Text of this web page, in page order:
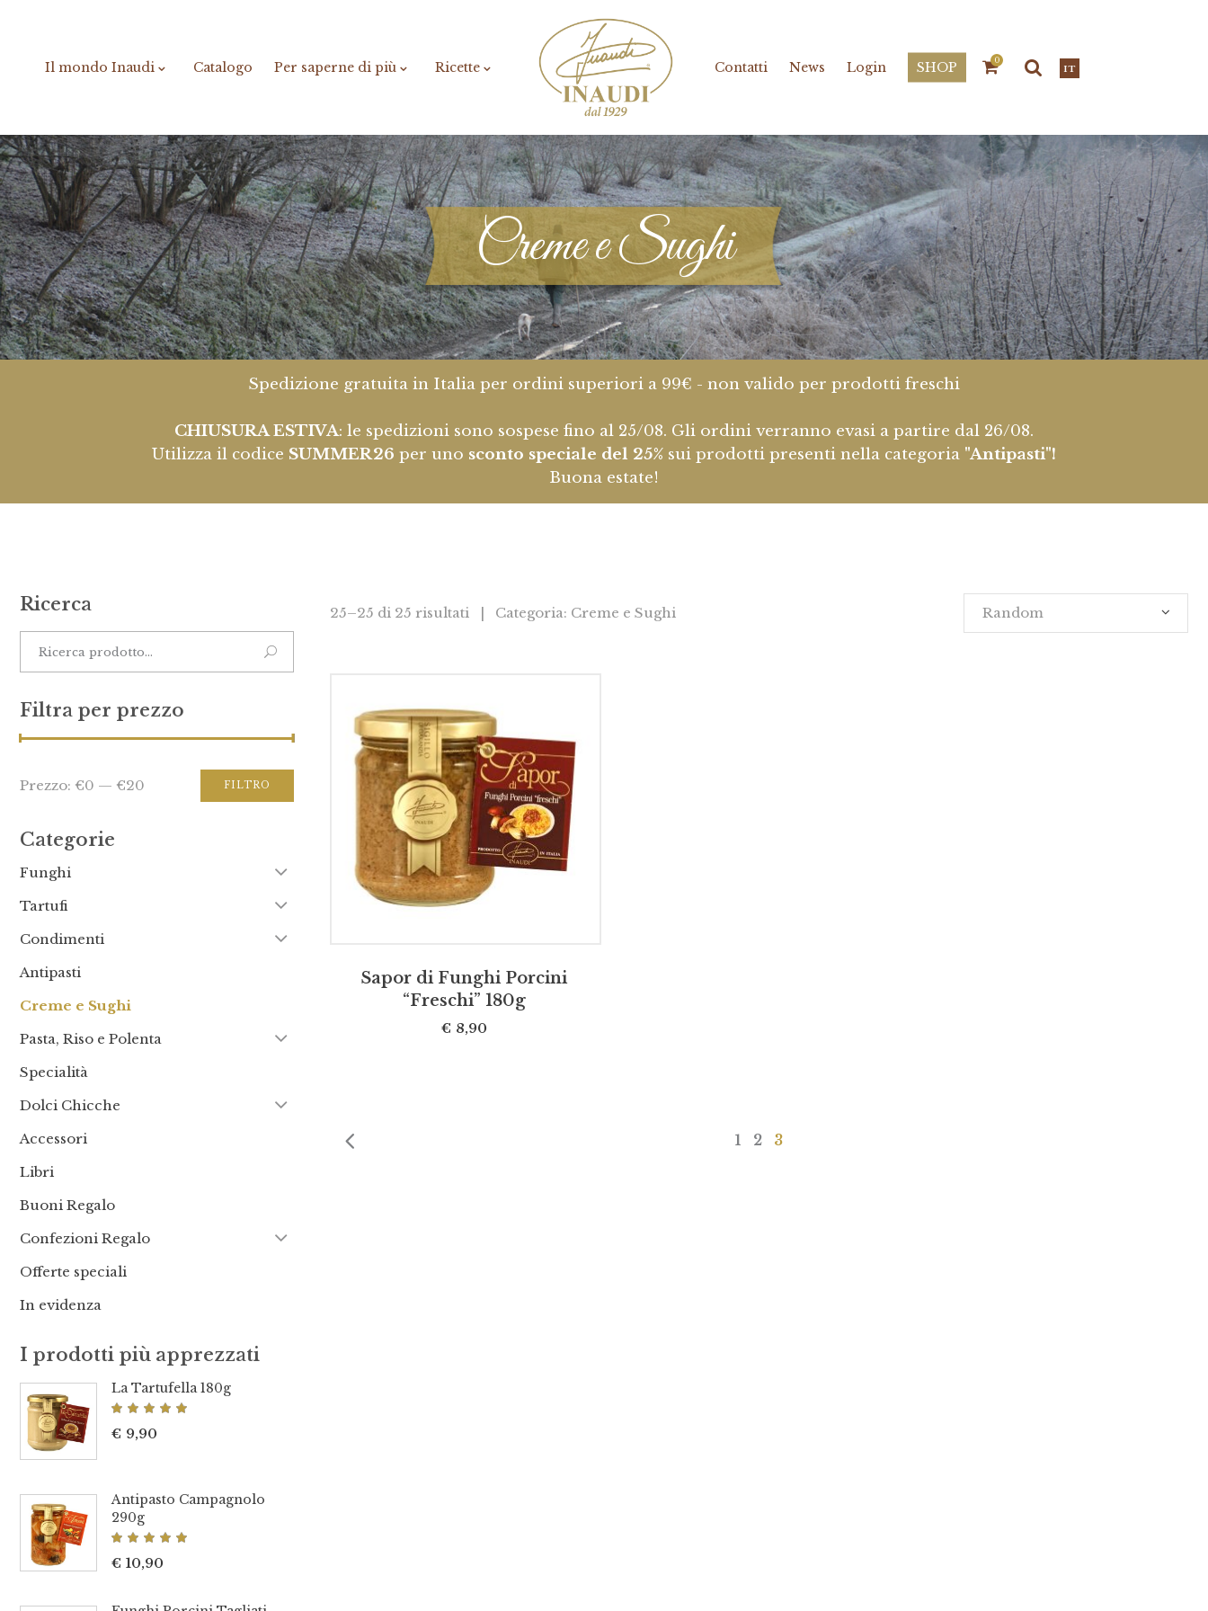
Il mondo Inaudi Catalogo Per saperne di più Ricette Contatti News Login SHOP 0
IT
Creme e Sughi
Spedizione gratuita in Italia per ordini superiori a 99€ - non valido per prodotti freschi
CHIUSURA ESTIVA: le spedizioni sono sospese fino al 25/08. Gli ordini verranno evasi a partire dal 26/08.
Utilizza il codice SUMMER26 per uno sconto speciale del 25% sui prodotti presenti nella categoria "Antipasti"!
Buona estate!
25–25 di 25 risultati | Categoria: Creme e Sughi Random
AGGIUNGI AL CARRELLO
Sapor di Funghi Porcini
“Freschi” 180g
€ 8,90
1 2 3
Ricerca
Filtra per prezzo
FILTRO
Prezzo: €0 — €20
Categorie
Funghi
Tartufi
Condimenti
Antipasti
Creme e Sughi
Pasta, Riso e Polenta
Specialità
Dolci Chicche
Accessori
Libri
Buoni Regalo
Confezioni Regalo
Offerte speciali
In evidenza
I prodotti più apprezzati
La Tartufella 180g
su 5
€ 9,90
Antipasto Campagnolo
290g
5.00
su 5
€ 10,90